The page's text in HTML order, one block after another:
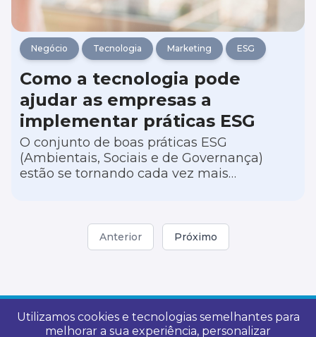
Negócio Tecnologia Marketing ESG
Como a tecnologia pode
ajudar as empresas a
implementar práticas ESG
O conjunto de boas práticas ESG
(Ambientais, Sociais e de Governança)
estão se tornando cada vez mais
também demonstrar responsabilidade
social e sustentabilidade.
Anterior Próximo
Utilizamos cookies e tecnologias semelhantes para
melhorar a sua experiência, personalizar